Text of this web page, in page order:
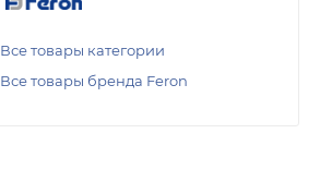
Все товары категории
Все товары бренда Feron